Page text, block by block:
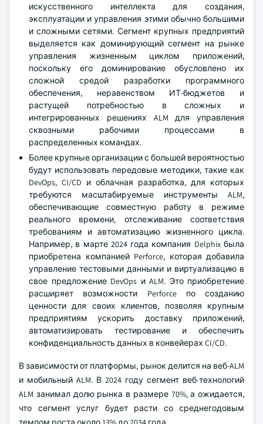
искусственного интеллекта для создания,
эксплуатации и управления этими обычно большими
и сложными сетями. Сегмент крупных предприятий
выделяется как доминирующий сегмент на рынке
управления жизненным циклом приложений,
поскольку его доминирование обусловлено их
сложной средой разработки программного
обеспечения, неравенством ИТ-бюджетов и
растущей потребностью в сложных и
интегрированных решениях ALM для управления
сквозными рабочими процессами в
распределенных командах.
Более крупные организации с большей вероятностью
будут использовать передовые методики, такие как
DevOps, CI/CD и облачная разработка, для которых
требуются масштабируемые инструменты ALM,
обеспечивающие совместную работу в режиме
реального времени, отслеживание соответствия
требованиям и автоматизацию жизненного цикла.
Например, в марте 2024 года компания Delphix была
приобретена компанией Perforce, которая добавила
управление тестовыми данными и виртуализацию в
свое предложение DevOps и ALM. Это приобретение
расширяет возможности Perforce по созданию
ценности для своих клиентов, позволяя крупным
предприятиям ускорить доставку приложений,
автоматизировать тестирование и обеспечить
конфиденциальность данных в конвейерах CI/CD.
В зависимости от платформы, рынок делится на веб-ALM
и мобильный ALM. В 2024 году сегмент веб-технологий
ALM занимал долю рынка в размере 70%, а ожидается,
что сегмент услуг будет расти со среднегодовым